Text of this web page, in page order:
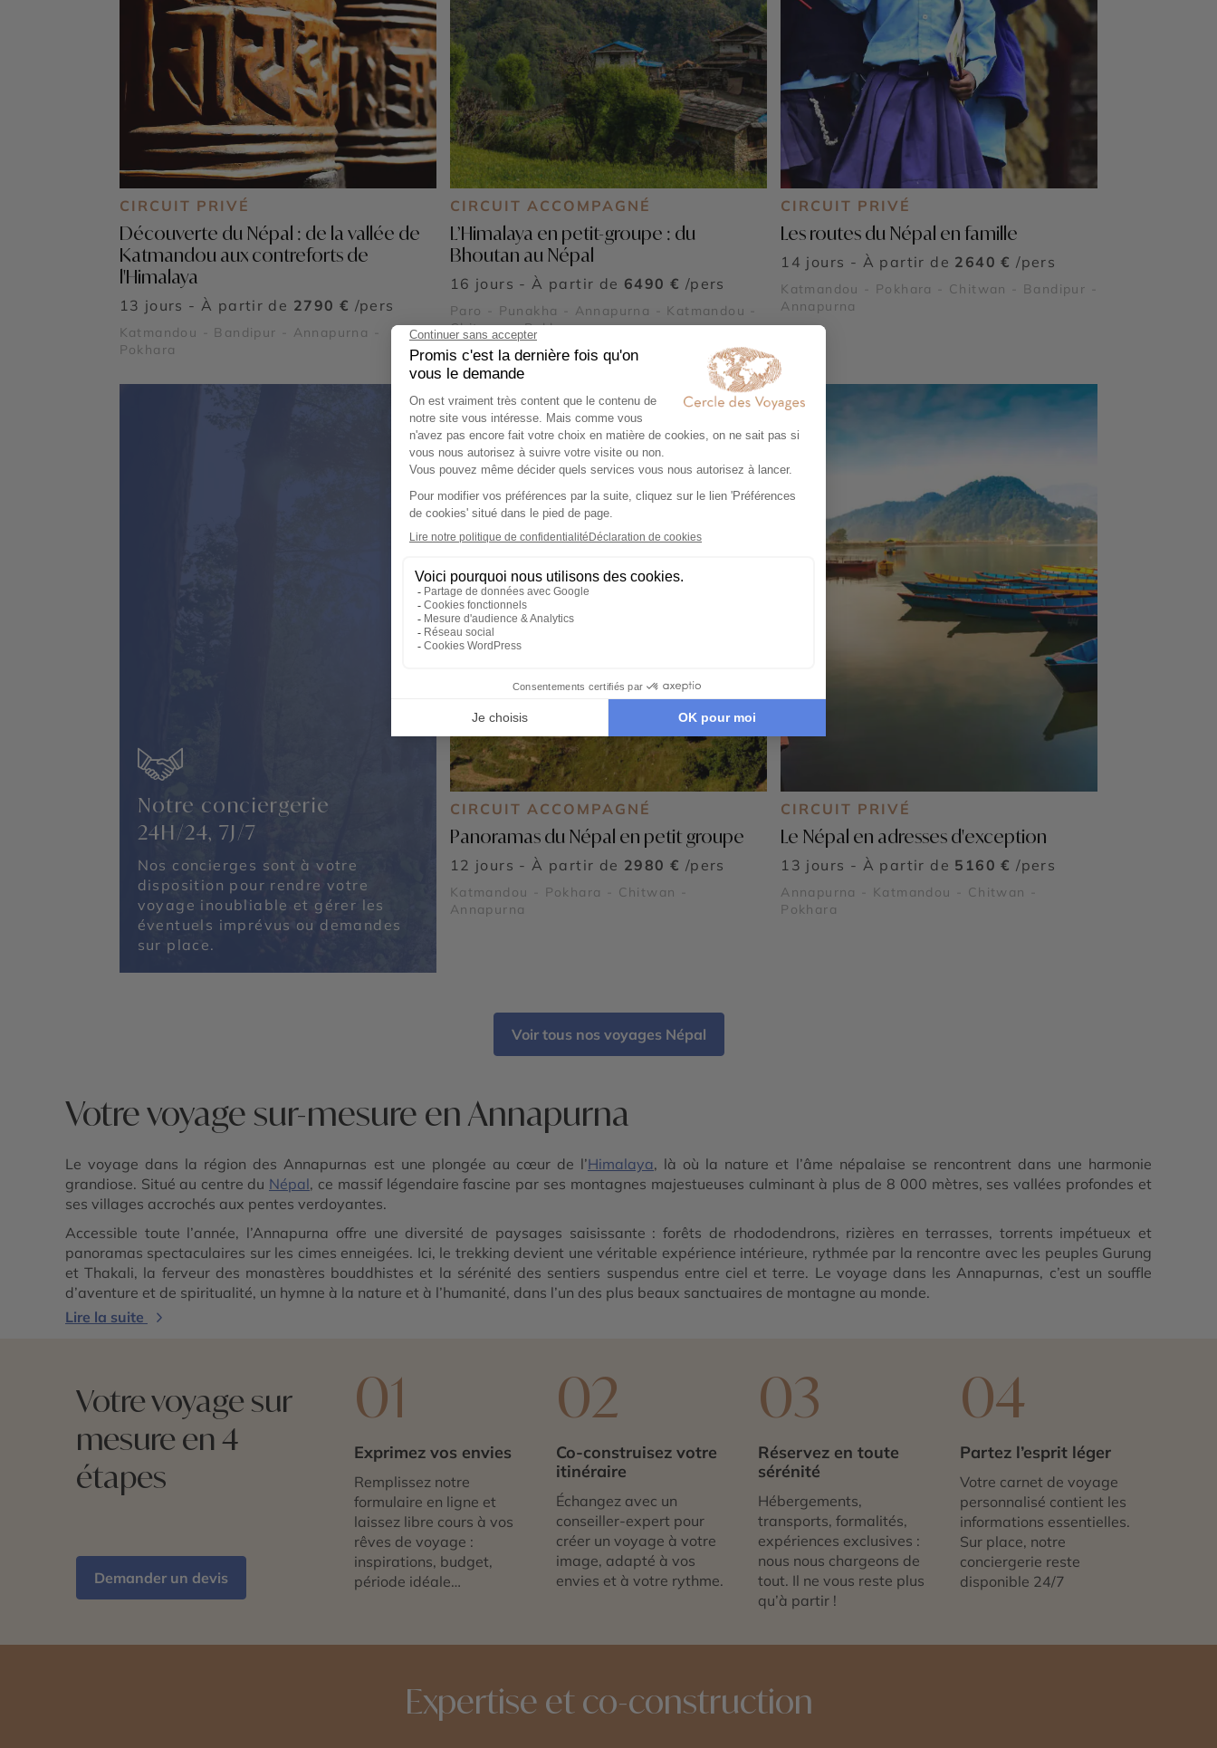
CIRCUIT PRIVÉ
Découverte du Népal : de la vallée de
Katmandou aux contreforts de
l'Himalaya
13 jours - À partir de 2790 € /pers
Katmandou - Bandipur - Annapurna -
Pokhara
CIRCUIT ACCOMPAGNÉ
L’Himalaya en petit-groupe : du
Bhoutan au Népal
16 jours - À partir de 6490 € /pers
Paro - Punakha - Annapurna - Katmandou -
Chitwan - Pokhara
CIRCUIT PRIVÉ
Les routes du Népal en famille
14 jours - À partir de 2640 € /pers
Katmandou - Pokhara - Chitwan - Bandipur -
Annapurna
Notre conciergerie
24H/24, 7J/7
Nos concierges sont à votre
disposition pour rendre votre
voyage inoubliable et gérer les
éventuels imprévus ou demandes
sur place.
CIRCUIT ACCOMPAGNÉ
Panoramas du Népal en petit groupe
12 jours - À partir de 2980 € /pers
Katmandou - Pokhara - Chitwan -
Annapurna
CIRCUIT PRIVÉ
Le Népal en adresses d'exception
13 jours - À partir de 5160 € /pers
Annapurna - Katmandou - Chitwan -
Pokhara
Voir tous nos voyages Népal
Votre voyage sur-mesure en Annapurna
Le voyage dans la région des Annapurnas est une plongée au cœur de l’Himalaya, là où la nature et l’âme népalaise se rencontrent dans une harmonie
grandiose. Situé au centre du Népal, ce massif légendaire fascine par ses montagnes majestueuses culminant à plus de 8 000 mètres, ses vallées profondes et
ses villages accrochés aux pentes verdoyantes.
Accessible toute l’année, l’Annapurna offre une diversité de paysages saisissante : forêts de rhododendrons, rizières en terrasses, torrents impétueux et
panoramas spectaculaires sur les cimes enneigées. Ici, le trekking devient une véritable expérience intérieure, rythmée par la rencontre avec les peuples Gurung
et Thakali, la ferveur des monastères bouddhistes et la sérénité des sentiers suspendus entre ciel et terre. Le voyage dans les Annapurnas, c’est un souffle
d’aventure et de spiritualité, un hymne à la nature et à l’humanité, dans l’un des plus beaux sanctuaires de montagne au monde.
Lire la suite
Votre voyage sur
mesure en 4
étapes
Demander un devis
01
Exprimez vos envies
Remplissez notre
formulaire en ligne et
laissez libre cours à vos
rêves de voyage :
inspirations, budget,
période idéale…
02
Co-construisez votre
itinéraire
Échangez avec un
conseiller-expert pour
créer un voyage à votre
image, adapté à vos
envies et à votre rythme.
03
Réservez en toute
sérénité
Hébergements,
transports, formalités,
expériences exclusives :
nous nous chargeons de
tout. Il ne vous reste plus
qu’à partir !
04
Partez l’esprit léger
Votre carnet de voyage
personnalisé contient les
informations essentielles.
Sur place, notre
conciergerie reste
disponible 24/7
Expertise et co-construction